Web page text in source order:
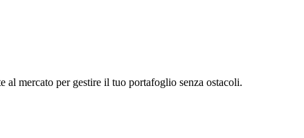
mercato per gestire il tuo portafoglio senza ostacoli.